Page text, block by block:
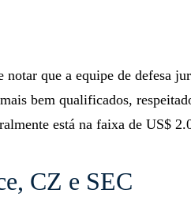
notar que a equipe de defesa
bem qualificados,
está na faixa de US$
CZ e SEC